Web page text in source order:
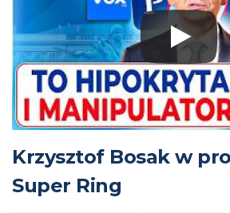
Krzysztof Bosak w
Super Ring